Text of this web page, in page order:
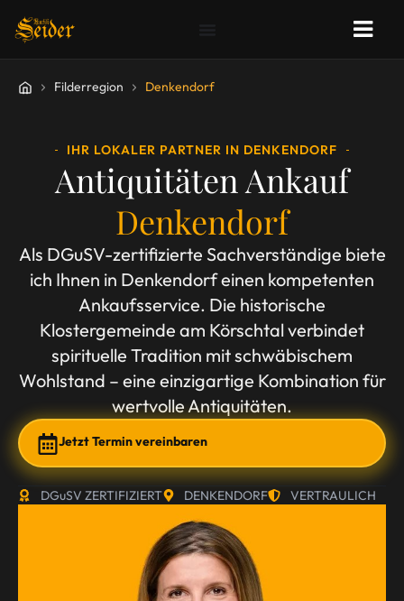
Filderregion Denkendorf
IHR LOKALER PARTNER IN DENKENDORF
Antiquitäten Ankauf
Denkendorf
Als DGuSV-zertifizierte Sachverständige biete
ich Ihnen in Denkendorf einen kompetenten
Ankaufsservice. Die historische
Klostergemeinde am Körschtal verbindet
spirituelle Tradition mit schwäbischem
Wohlstand – eine einzigartige Kombination für
wertvolle Antiquitäten.
Jetzt Termin vereinbaren
DGuSV ZERTIFIZIERT DENKENDORF VERTRAULICH